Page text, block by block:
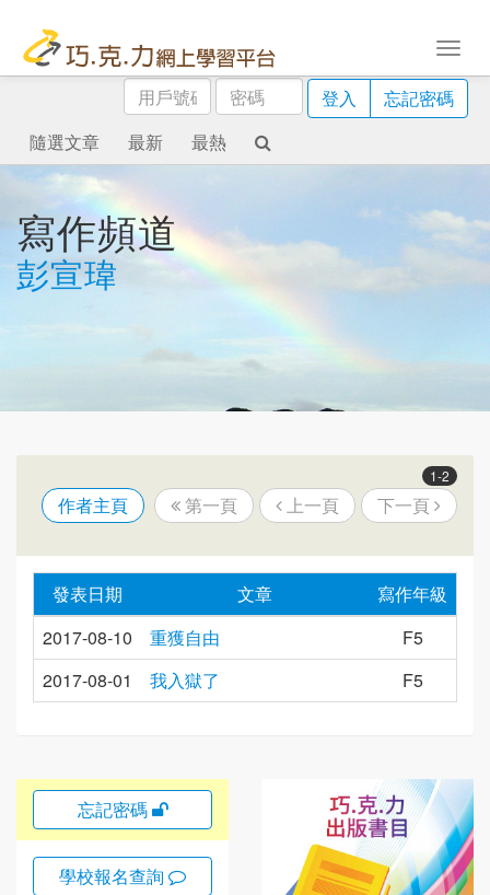
用
戶
號
碼
密
碼
登入
忘記密碼
隨選文章
最新 最熱
寫作頻道
彭宣瑋
1-2
作者主頁 第一頁 上一頁 下一頁
發表日期 文章
寫作年級
2017-08-10
重獲自由
F5
2017-08-01
我入獄了 F5
忘記密碼
學校報名查詢